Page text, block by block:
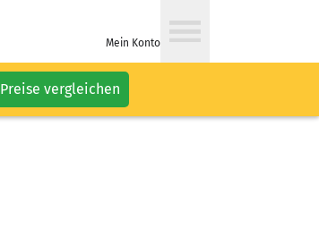
Mein Konto
Preise vergleichen